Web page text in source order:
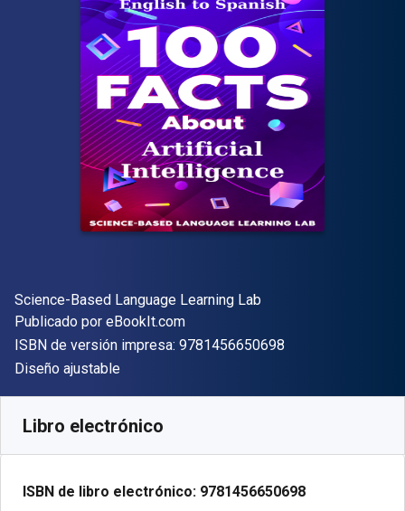
Autor(es)
Science-Based Language Learning Lab
Editor
Publicado por eBookIt.com
ISBN de versión impresa: 9781456650698
Formato
Diseño ajustable
Libro electrónico
ISBN de libro electrónico: 9781456650698